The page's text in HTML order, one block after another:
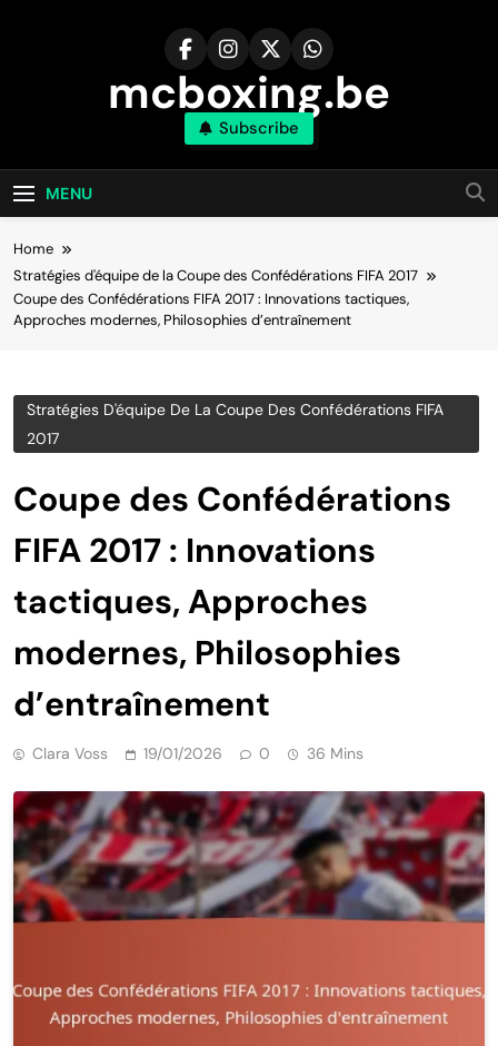
mcboxing.be
Subscribe
MENU
Home
Stratégies d'équipe de la Coupe des Confédérations FIFA 2017
Coupe des Confédérations FIFA 2017 : Innovations tactiques,
Approches modernes, Philosophies d’entraînement
Stratégies D'équipe De La Coupe Des Confédérations FIFA
2017
Coupe des Confédérations
FIFA 2017 : Innovations
tactiques, Approches
modernes, Philosophies
d’entraînement
Clara Voss 19/01/2026 0 36 Mins